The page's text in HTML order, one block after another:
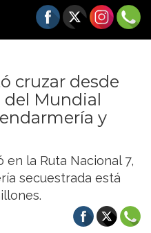
cruzar desde
Mundial
y
la Ruta Nacional 7,
secuestrada está